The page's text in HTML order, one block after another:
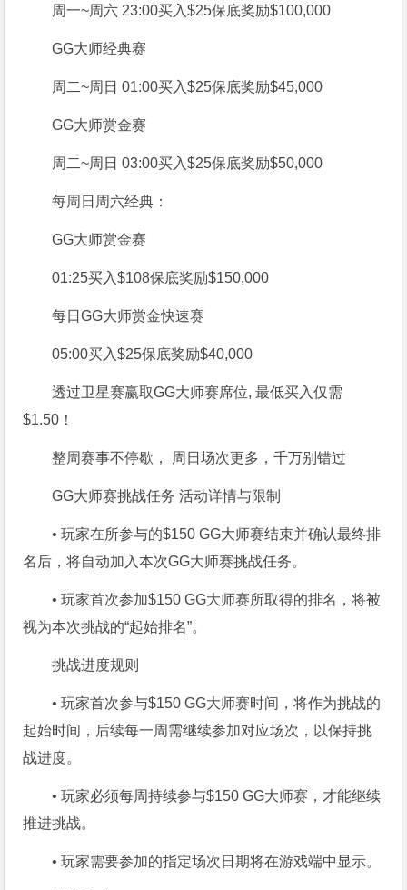
周一~周六 23:00买入$25保底奖励$100,000
GG大师经典赛
周二~周日 01:00买入$25保底奖励$45,000
GG大师赏金赛
周二~周日 03:00买入$25保底奖励$50,000
每周日 周六经典：
GG大师赏金赛
01:25买入$108保底奖励$150,000
每日GG大师赏金快速赛
05:00买入$25保底奖励$40,000
透过卫星赛赢取GG大师赛席位, 最低买入仅需
$1.50！
整周赛事不停歇， 周日场次更多，千万别错过
GG大师赛挑战任务 活动详情与限制
• 玩家在所参与的$150 GG大师赛结束并确认最终排
名后，将自动加入本次GG大师赛挑战任务。
• 玩家首次参加$150 GG大师赛所取得的排名，将被
视为本次挑战的“起始排名”。
挑战进度规则
• 玩家首次参与$150 GG大师赛时间，将作为挑战的
起始时间，后续每一周需继续参加对应场次，以保持挑
战进度。
• 玩家必须每周持续参与$150 GG大师赛，才能继续
推进挑战。
• 玩家需要参加的指定场次日期将在游戏端中显示。